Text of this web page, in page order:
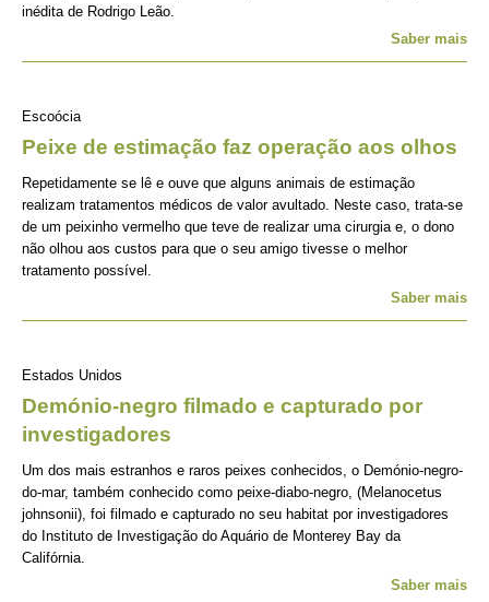
inédita de Rodrigo Leão.
Saber mais
Escoócia
Peixe de estimação faz operação aos olhos
Repetidamente se lê e ouve que alguns animais de estimação
realizam tratamentos médicos de valor avultado. Neste caso, trata-se
de um peixinho vermelho que teve de realizar uma cirurgia e, o dono
não olhou aos custos para que o seu amigo tivesse o melhor
tratamento possível.
Saber mais
Estados Unidos
Demónio-negro filmado e capturado por
investigadores
Um dos mais estranhos e raros peixes conhecidos, o Demónio-negro-
do-mar, também conhecido como peixe-diabo-negro, (Melanocetus
johnsonii), foi filmado e capturado no seu habitat por investigadores
do Instituto de Investigação do Aquário de Monterey Bay da
Califórnia.
Saber mais